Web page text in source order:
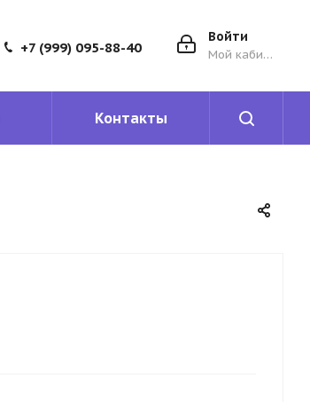
Войти
Мой кабинет
+7 (999) 095-88-40
Контакты